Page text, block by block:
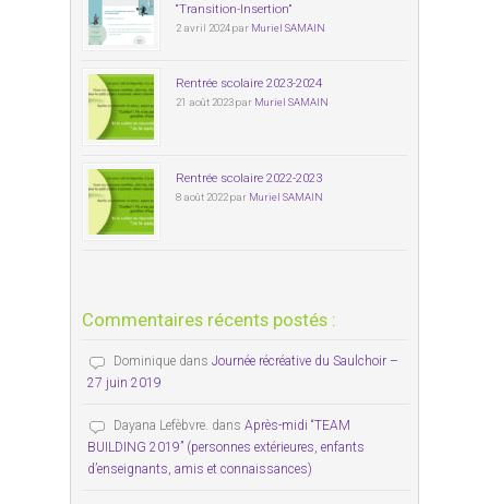
“Transition-Insertion”
2 avril 2024 par Muriel SAMAIN
Rentrée scolaire 2023-2024
21 août 2023 par Muriel SAMAIN
Rentrée scolaire 2022-2023
8 août 2022 par Muriel SAMAIN
Commentaires récents postés :
Dominique dans Journée récréative du Saulchoir –
27 juin 2019
Dayana Lefèbvre. dans Après-midi “TEAM
BUILDING 2019” (personnes extérieures, enfants
d’enseignants, amis et connaissances)